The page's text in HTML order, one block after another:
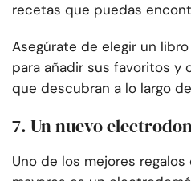
recetas que puedas
Asegúrate de elegir un
para añadir sus favoritos y
que descubran a lo largo
7. Un nuevo
Uno de los mejores